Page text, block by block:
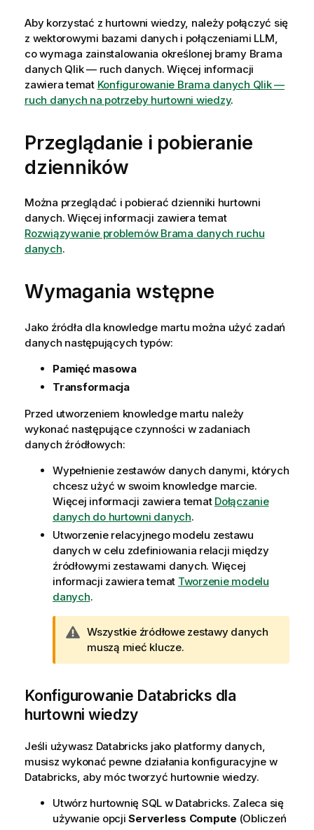
Aby korzystać z hurtowni wiedzy, należy połączyć się
z wektorowymi bazami danych i połączeniami LLM,
co wymaga zainstalowania określonej bramy Brama
danych Qlik — ruch danych. Więcej informacji
zawiera temat Konfigurowanie Brama danych Qlik —
ruch danych na potrzeby hurtowni wiedzy.
Przeglądanie i pobieranie
dzienników
Można przeglądać i pobierać dzienniki hurtowni
danych. Więcej informacji zawiera temat
Rozwiązywanie problemów Brama danych ruchu
danych.
Wymagania wstępne
Jako źródła dla knowledge martu można użyć zadań
danych następujących typów:
Pamięć masowa
Transformacja
Przed utworzeniem knowledge martu należy
wykonać następujące czynności w zadaniach
danych źródłowych:
Wypełnienie zestawów danych danymi, których
chcesz użyć w swoim knowledge marcie.
Więcej informacji zawiera temat Dołączanie
danych do hurtowni danych.
Utworzenie relacyjnego modelu zestawu
danych w celu zdefiniowania relacji między
źródłowymi zestawami danych. Więcej
informacji zawiera temat Tworzenie modelu
danych.
O
s
t
z
e
ż
Wszystkie źródłowe zestawy danych
muszą mieć klucze.
Konfigurowanie Databricks dla
hurtowni wiedzy
Jeśli używasz Databricks jako platformy danych,
musisz wykonać pewne działania konfiguracyjne w
Databricks, aby móc tworzyć hurtownie wiedzy.
Utwórz hurtownię SQL w Databricks. Zaleca się
używanie opcjiServerless Compute (Obliczeń